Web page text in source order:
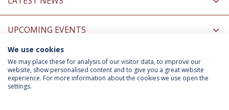
UPCOMING EVENTS
INFORMATION FOR
Privacy Policy
We use cookies
We may place these for analysis of our visitor data, to improve our
website, show personalised content and to give you a great website
experience. For more information about the cookies we use open the
settings.